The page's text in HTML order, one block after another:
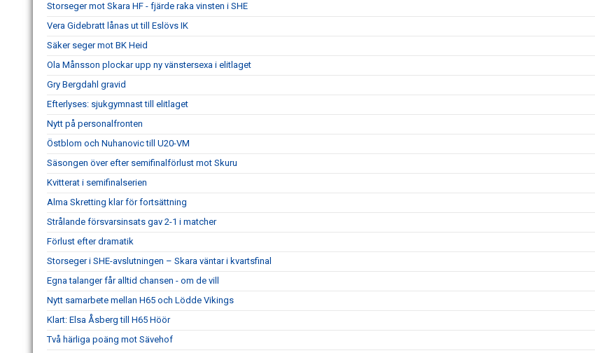
Storseger mot Skara HF - fjärde raka vinsten i SHE
Vera Gidebratt lånas ut till Eslövs IK
Säker seger mot BK Heid
Ola Månsson plockar upp ny vänstersexa i elitlaget
Gry Bergdahl gravid
Efterlyses: sjukgymnast till elitlaget
Nytt på personalfronten
Östblom och Nuhanovic till U20-VM
Säsongen över efter semifinalförlust mot Skuru
Kvitterat i semifinalserien
Alma Skretting klar för fortsättning
Strålande försvarsinsats gav 2-1 i matcher
Förlust efter dramatik
Storseger i SHE-avslutningen – Skara väntar i kvartsfinal
Egna talanger får alltid chansen - om de vill
Nytt samarbete mellan H65 och Lödde Vikings
Klart: Elsa Åsberg till H65 Höör
Två härliga poäng mot Sävehof